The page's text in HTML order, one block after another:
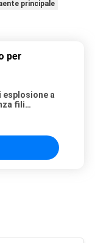
principale
per
esplosione a
fili